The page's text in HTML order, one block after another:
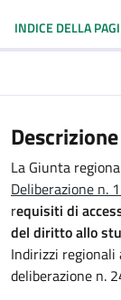
INDICE DELLA
Descrizione
La Giunta
Deliberazione n.
requisiti di
del diritto allo
Indirizzi regionali
deliberazione n.